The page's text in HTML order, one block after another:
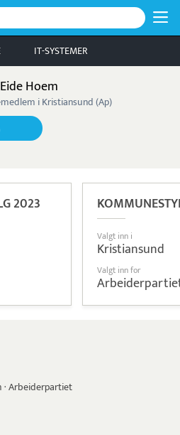
IT-SYSTEMER
Hoem
i Kristiansund (Ap)
2023
Valgt inn i
Kristiansund
Valgt inn for
·Arbeiderpartiet